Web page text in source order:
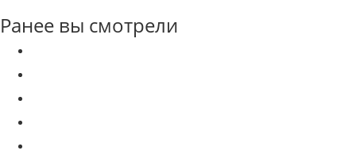
Ранее вы смотрели